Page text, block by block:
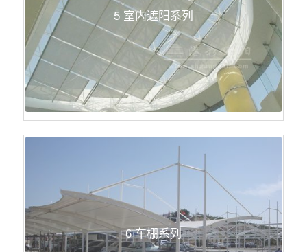
5 室内遮阳系列
6 车棚系列